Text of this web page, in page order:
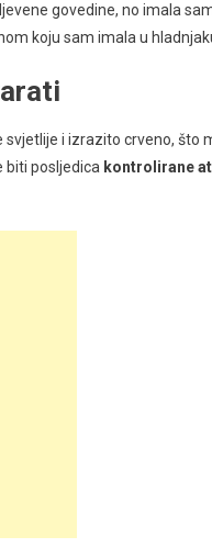
govedine, no imala
koju sam imala u
i izrazito crveno, što
biti posljedica kontrolirane